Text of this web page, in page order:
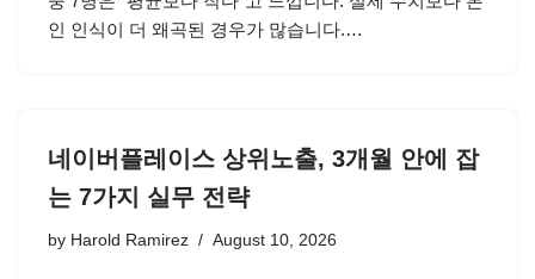
인 인식이 더 왜곡된 경우가 많습니다.…
네이버플레이스 상위노출, 3개월 안에 잡
는 7가지 실무 전략
by Harold Ramirez August 10, 2026